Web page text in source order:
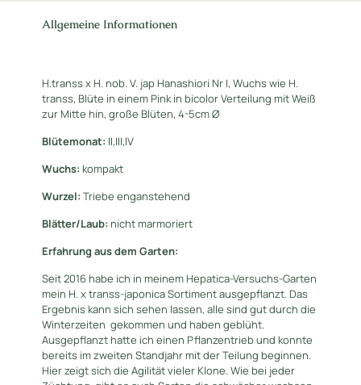
Allgemeine Informationen
H.transs x H. nob. V. jap Hanashiori Nr I, Wuchs wie H.
transs, Blüte in einem Pink in bicolor Verteilung mit Weiß
zur Mitte hin, große Blüten, 4-5cm Ø
Blütemonat: II,III,IV
Wuchs: kompakt
Wurzel: Triebe enganstehend
Blätter/Laub: nicht marmoriert
Erfahrung aus dem Garten:
Seit 2016 habe ich in meinem Hepatica-Versuchs-Garten
mein H. x transs-japonica Sortiment ausgepflanzt. Das
Ergebnis kann sich sehen lassen, alle sind gut durch die
Winterzeiten gekommen und haben geblüht.
Ausgepflanzt hatte ich einen Pflanzentrieb und konnte
bereits im zweiten Standjahr mit der Teilung beginnen.
Hier zeigt sich die Agilität vieler Klone. Wie bei jeder